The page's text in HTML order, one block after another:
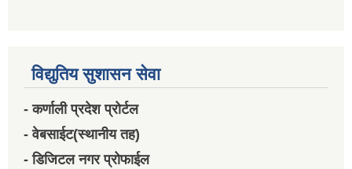
विद्युतिय सुशासन सेवा
- कर्णाली प्रदेश प्रोर्टल
- वेबसाईट(स्थानीय तह)
- डिजिटल नगर प्रोफाईल